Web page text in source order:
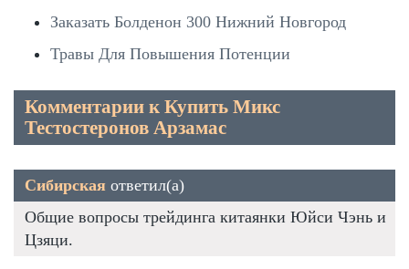
Заказать Болденон 300 Нижний Новгород
Травы Для Повышения Потенции
Комментарии к Купить Микс
Тестостеронов Арзамас
Сибирская ответил(а)
Общие вопросы трейдинга китаянки Юйси Чэнь и
Цзяци.